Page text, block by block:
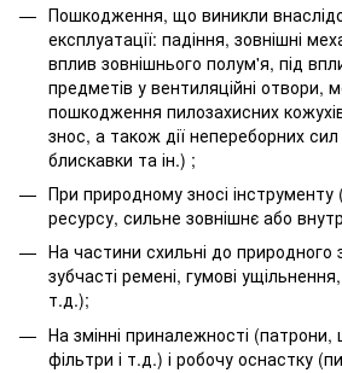
Пошкодження, що виникли
експлуатації: падіння, зовнішні
вплив зовнішнього полум'я, під
предметів у вентиляційні отвори,
пошкодження пилозахисних
знос, а також дії непереборних
блискавки та ін.) ;
При природному зносі
ресурсу, сильне зовнішнє або
На частини схильні до природного
зубчасті ремені, гумові
т.д.);
На змінні приналежності (патрони,
фільтри і т.д.) і робочу оснастку